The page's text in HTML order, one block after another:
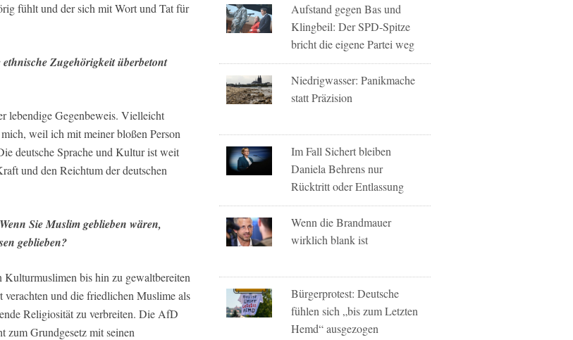
fühlt und der sich mit Wort und Tat für
Zugehörigkeit überbetont
lebendige Gegenbeweis. Vielleicht
weil ich mit meiner bloßen Person
deutsche Sprache und Kultur ist weit
und den Reichtum der deutschen
Sie Muslim geblieben wären,
geblieben?
Kulturmuslimen bis hin zu gewaltbereiten
und die friedlichen Muslime als
Religiosität zu verbreiten. Die AfD
Grundgesetz mit seinen
Aufstand gegen Bas und
Klingbeil: Der SPD-Spitze
bricht die eigene Partei weg
Niedrigwasser: Panikmache
statt Präzision
Im Fall Sichert bleiben
Daniela Behrens nur
Rücktritt oder Entlassung
Wenn die Brandmauer
wirklich blank ist
Bürgerprotest: Deutsche
fühlen sich „bis zum Letzten
Hemd“ ausgezogen